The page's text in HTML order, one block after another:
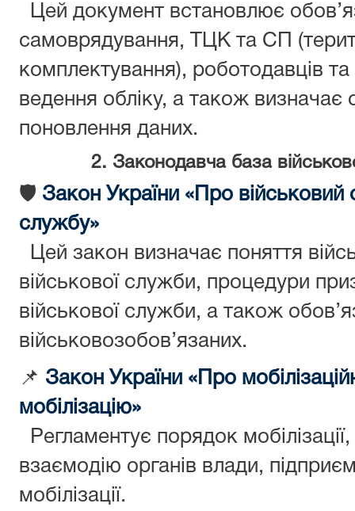
Цей документ встановлює
самоврядування, ТЦК та СП
комплектування), роботодавців та
ведення обліку, а також визначає
поновлення даних.
2. Законодавча база
🛡 Закон України «Про військовий
службу»
Цей закон визначає поняття
військової служби, процедури
військової служби, а також
військовозобов’язаних.
📌 Закон України «Про
мобілізацію»
Регламентує порядок
взаємодію органів влади,
мобілізації.